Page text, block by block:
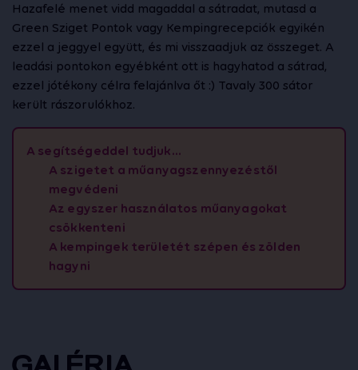
Hazafelé menet vidd magaddal a sátradat, mutasd a
Green Sziget Pontok vagy Kempingrecepciók egyikén
ezzel a jeggyel együtt, és mi visszaadjuk az összeget. A
leadási pontokon egyébként ott is hagyhatod a sátrad,
ezzel jótékony célra felajánlva őt :) Tavaly 300 sátor
került rászorulókhoz.
A segítségeddel tudjuk...
A szigetet a műanyagszennyezéstől
megvédeni
Az egyszer használatos műanyagokat
csökkenteni
A kempingek területét szépen és zölden
hagyni